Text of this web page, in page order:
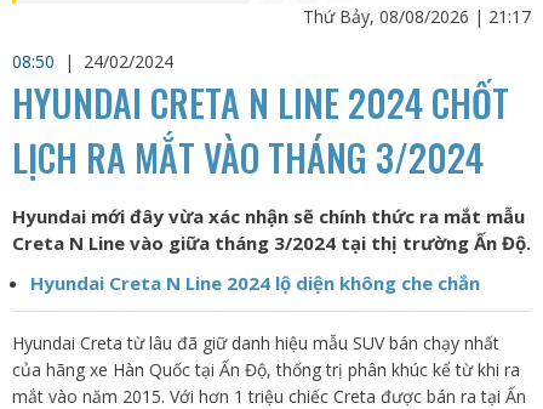
Thứ Bảy, 08/08/2026 | 21:17
08:50
| 24/02/2024
HYUNDAI CRETA N LINE 2024 CHỐT
LỊCH RA MẮT VÀO THÁNG 3/2024
Hyundai mới đây vừa xác nhận sẽ chính thức ra mắt mẫu
Creta N Line vào giữa tháng 3/2024 tại thị trường Ấn Độ.
Hyundai Creta N Line 2024 lộ diện không che chắn
Hyundai Creta từ lâu đã giữ danh hiệu mẫu SUV bán chạy nhất
của hãng xe Hàn Quốc tại Ấn Độ, thống trị phân khúc kể từ khi ra
mắt vào năm 2015. Với hơn 1 triệu chiếc Creta được bán ra tại Ấn